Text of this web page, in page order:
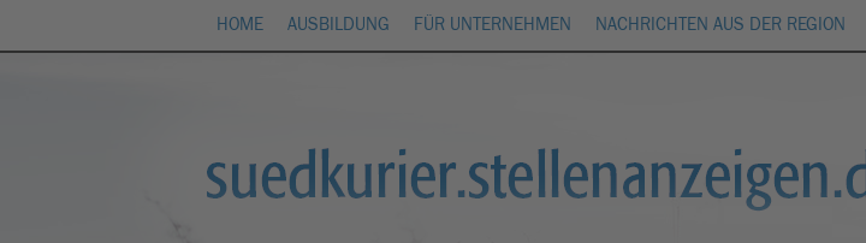
HOME AUSBILDUNG FÜR UNTERNEHMEN NACHRICHTEN AUS DER REGION